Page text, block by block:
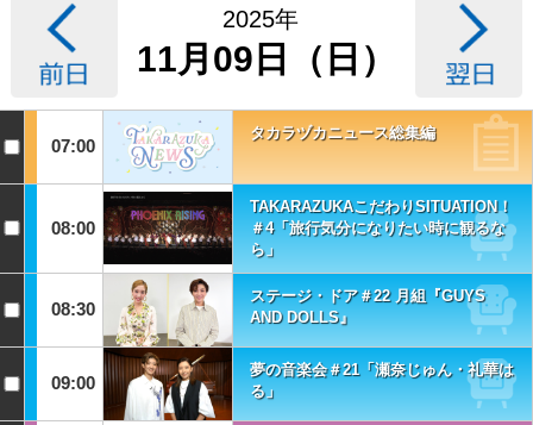
2025年
11月09日（日）
07:00
タカラヅカニュース総集編
08:00
TAKARAZUKAこだわりSITUATION！
＃4「旅行気分になりたい時に観るな
ら」
08:30
ステージ・ドア＃22 月組『GUYS
AND DOLLS』
09:00
夢の音楽会＃21「瀬奈じゅん・礼華は
る」